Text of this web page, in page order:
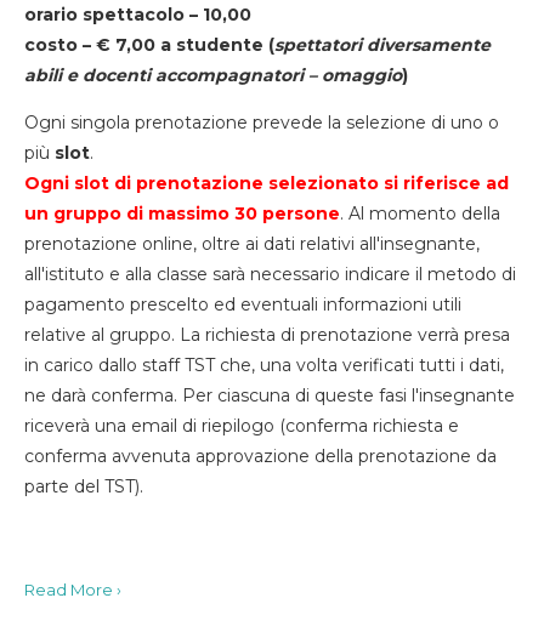
orario spettacolo – 10,00
costo – € 7,00 a studente (spettatori diversamente
abili e docenti accompagnatori – omaggio)
Ogni singola prenotazione prevede la selezione di uno o
più slot.
Ogni slot di prenotazione selezionato si riferisce ad
un gruppo di massimo 30 persone. Al momento della
prenotazione online, oltre ai dati relativi all'insegnante,
all'istituto e alla classe sarà necessario indicare il metodo di
pagamento prescelto ed eventuali informazioni utili
relative al gruppo. La richiesta di prenotazione verrà presa
in carico dallo staff TST che, una volta verificati tutti i dati,
ne darà conferma. Per ciascuna di queste fasi l'insegnante
riceverà una email di riepilogo (conferma richiesta e
conferma avvenuta approvazione della prenotazione da
parte del TST).
Read More ›